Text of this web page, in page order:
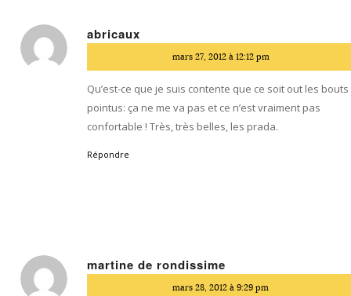
abricaux
:
mars 27, 2012 à 12:12 pm
Qu’est-ce que je suis contente que ce soit out les bouts
pointus: ça ne me va pas et ce n’est vraiment pas
confortable ! Très, très belles, les prada.
Répondre
martine de rondissime
mars 28, 2012 à 9:29 pm